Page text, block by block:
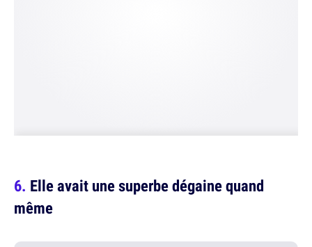
Elle avait une superbe dégaine quand
même